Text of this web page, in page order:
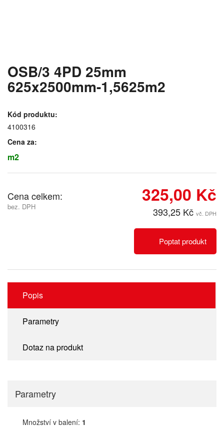
OSB/3 4PD 25mm
625x2500mm-1,5625m2
Kód produktu:
4100316
Cena za:
m2
Cena celkem:
bez. DPH
325,00 Kč
393,25 Kč vč. DPH
Poptat produkt
Popis
Parametry
Dotaz na produkt
Parametry
Množství v balení: 1